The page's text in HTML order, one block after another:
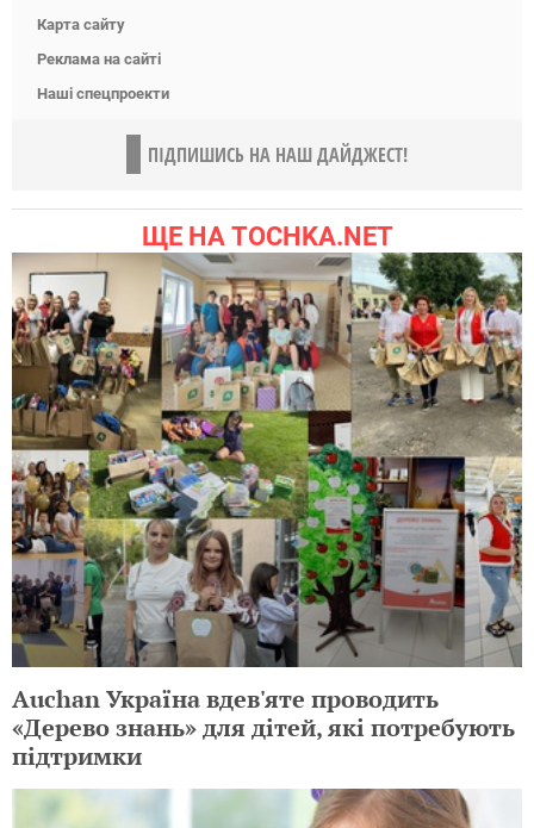
Карта сайту
Реклама на сайті
Наші спецпроекти
ПІДПИШИСЬ НА НАШ ДАЙДЖЕСТ!
ЩЕ НА TOCHKA.NET
Auchan Україна вдев'яте проводить
«Дерево знань» для дітей, які потребують
підтримки